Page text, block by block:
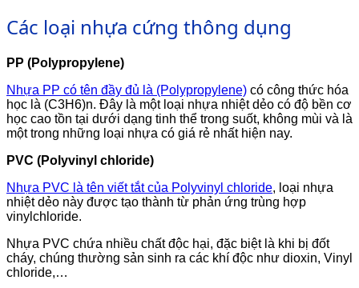
Các loại nhựa cứng thông dụng
PP (Polypropylene)
Nhựa PP có tên đầy đủ là (Polypropylene) có công thức hóa
học là (C3H6)n. Đây là một loại nhựa nhiệt dẻo có độ bền cơ
học cao tồn tại dưới dạng tinh thể trong suốt, không mùi và là
một trong những loại nhựa có giá rẻ nhất hiện nay.
PVC (Polyvinyl chloride)
Nhựa PVC là tên viết tắt của Polyvinyl chloride, loại nhựa
nhiệt dẻo này được tạo thành từ phản ứng trùng hợp
vinylchloride.
Nhựa PVC chứa nhiều chất độc hại, đặc biệt là khi bị đốt
cháy, chúng thường sản sinh ra các khí độc như dioxin, Vinyl
chloride,…